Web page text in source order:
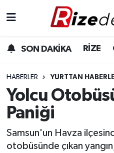
SON DAKİKA RİZE
HABERLER YURTTAN
Yolcu
Paniği
Samsun'un Havza
otobüsünde çıkan
Gündem
Yurttan Haberler
Ekonomi
Teknoloji
Rize Hava Durumu
Rize Trafik Yoğunluk
Süper Lig Puan
Tüm Manşetler